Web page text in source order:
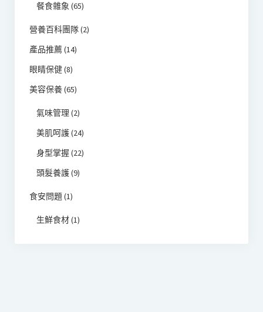
餐食雜象 (65)
營養百科團隊(2)
產品推薦(14)
眼睛保健(8)
美容保養(65)
氣味管理 (2)
美肌呵護(24)
身型掌握 (22)
頭髮養護(9)
食安問題(1)
生鮮食材(1)